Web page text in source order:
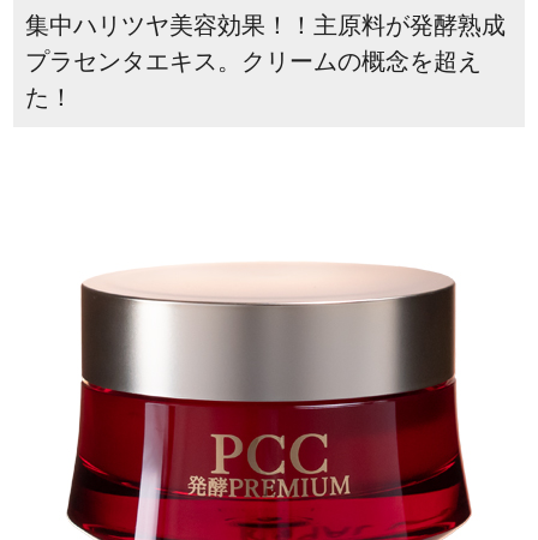
集中ハリツヤ美容効果！！主原料が発酵熟成
プラセンタエキス。クリームの概念を超え
た！